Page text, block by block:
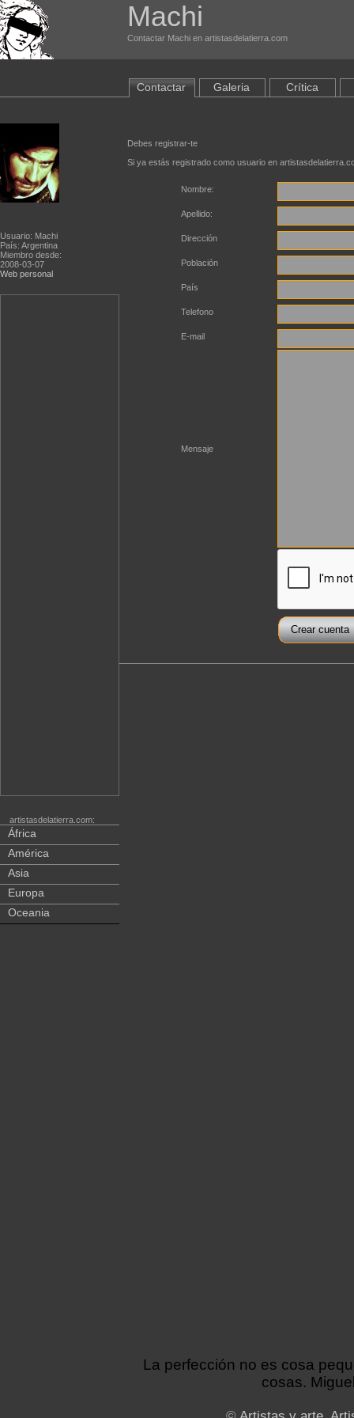
Machi
Contactar Machi en artistasdelatierra.com
Usuario: Machi
País: Argentina
Miembro desde:
2008-03-07
Web personal
artistasdelatierra.com:
África
América
Asia
Europa
Oceania
Contactar Galeria Crítica
Debes registrar-te
Si ya estás registrado como usuario en
Nombre:
Apellido:
Dirección
Población
País
Telefono
E-mail
Mensaje
La perfección no es cosa
cosas.